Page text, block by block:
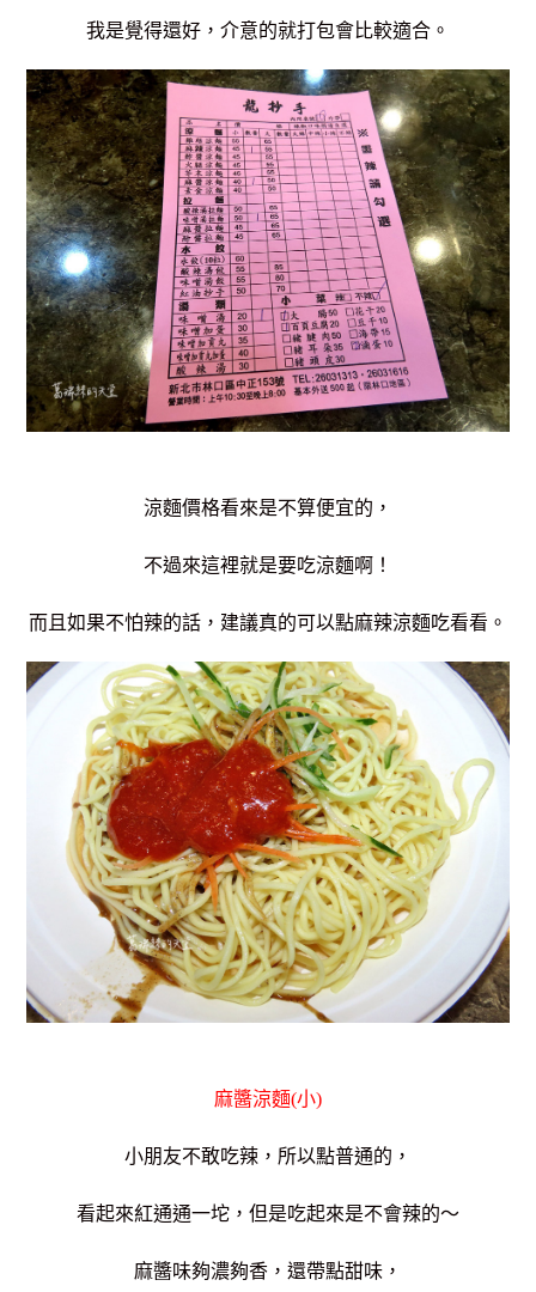
我是覺得還好，介意的就打包會比較適合。
涼麵價格看來是不算便宜的，
不過來這裡就是要吃涼麵啊！
而且如果不怕辣的話，建議真的可以點麻辣涼麵吃看看。
麻醬涼麵(小)
小朋友不敢吃辣，所以點普通的，
看起來紅通通一坨，但是吃起來是不會辣的～
麻醬味夠濃夠香，還帶點甜味，